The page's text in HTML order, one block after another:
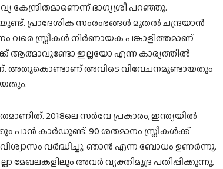
കേന്ദ്രിതമാണെന്ന് ഭാഗ്യശ്രീ പറഞ്ഞു.
പ്രാദേശിക സംരംഭങ്ങള്‍ മുതല്‍ ചന്ദ്രയാന്‍
സ്ത്രീകള്‍ നിര്‍ണായക പങ്കാളിത്തമാണ്
ആത്മാവുണ്ടോ ഇല്ലയോ എന്ന കാര്യത്തില്‍
അതുകൊണ്ടാണ് അവിടെ വിവേചനമുണ്ടായതും
2018ലെ സര്‍വേ പ്രകാരം, ഇന്ത്യയില്‍
പാന്‍ കാര്‍ഡുണ്ട്. 90 ശതമാനം സ്ത്രീകള്‍ക്ക്
വര്‍ദ്ധിച്ചു. ഞാന്‍ എന്ന ബോധം ഉണര്‍ന്നു.
മേഖലകളിലും അവര്‍ വ്യക്തിമുദ്ര പതിപ്പിക്കുന്നു,